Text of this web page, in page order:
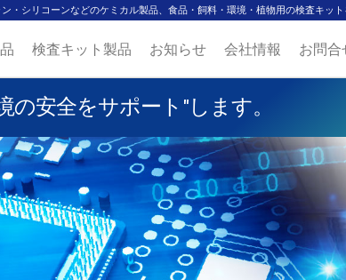
・シリコーンなどのケミカル製品、食品・飼料・環境・植物用の検査キット
検査キット製品 お知らせ 会社情報 お問合
安全をサポート"します。